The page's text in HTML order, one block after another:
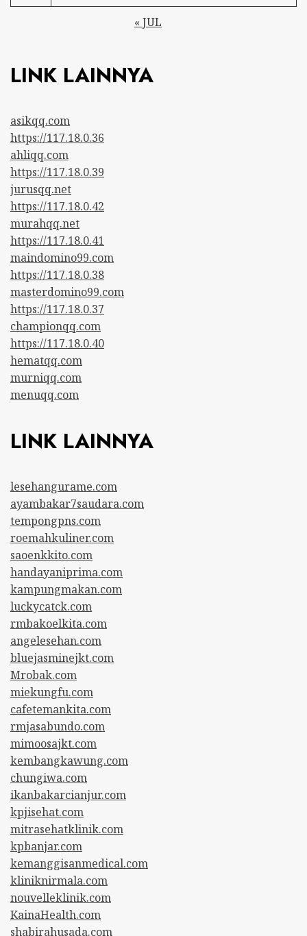
« JUL
LINK LAINNYA
asikqq.com
https://117.18.0.36
ahliqq.com
https://117.18.0.39
jurusqq.net
https://117.18.0.42
murahqq.net
https://117.18.0.41
maindomino99.com
https://117.18.0.38
masterdomino99.com
https://117.18.0.37
championqq.com
https://117.18.0.40
hematqq.com
murniqq.com
menuqq.com
LINK LAINNYA
lesehangurame.com
ayambakar7saudara.com
tempongpns.com
roemahkuliner.com
saoenkkito.com
handayaniprima.com
kampungmakan.com
luckycatck.com
rmbakoelkita.com
angelesehan.com
bluejasminejkt.com
Mrobak.com
miekungfu.com
cafetemankita.com
rmjasabundo.com
mimoosajkt.com
kembangkawung.com
chungiwa.com
ikanbakarcianjur.com
kpjisehat.com
mitrasehatklinik.com
kpbanjar.com
kemanggisanmedical.com
kliniknirmala.com
nouvelleklinik.com
KainaHealth.com
shabirahusada.com